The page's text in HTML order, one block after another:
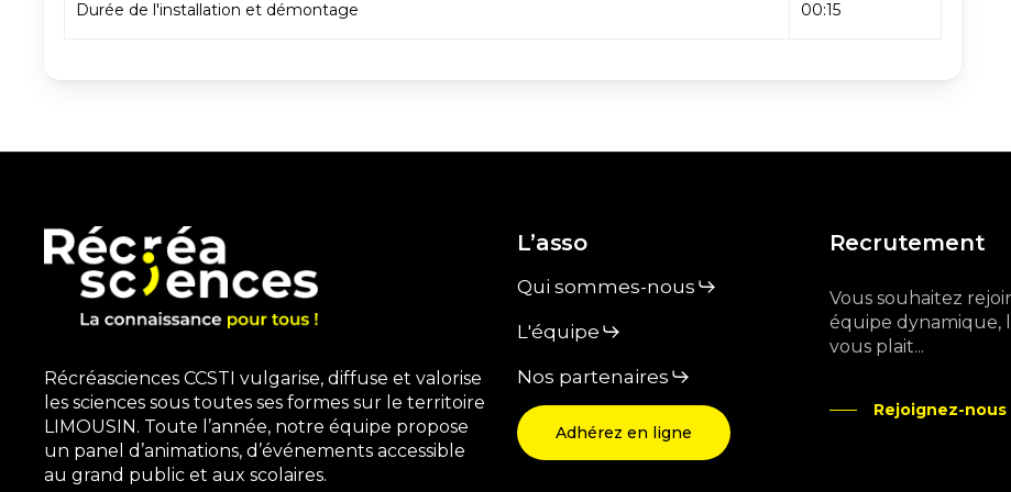
Durée de l'installation et démontage 00:15
Récréasciences CCSTI vulgarise, diffuse et valorise
les sciences sous toutes ses formes sur le territoire
LIMOUSIN. Toute l’année, notre équipe propose
un panel d’animations, d’événements accessible
au grand public et aux scolaires.
L’asso
Qui sommes-nous
L'équipe
Nos partenaires
Adhérez en ligne
Recrutement
Vous souhaitez
équipe dynamique,
vous plait...
Rejoignez-nous